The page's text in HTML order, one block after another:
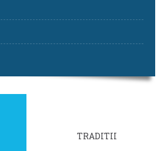
TRADITII